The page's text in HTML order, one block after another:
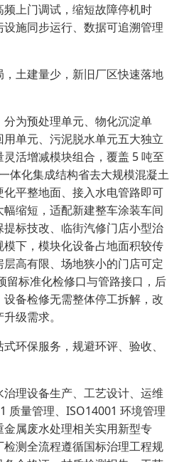
上门调试，缩短故障停机时
施同步运行、数据可追溯管理
土建量少，新旧厂区快速落地
为预处理单元、物化沉淀单
单元、污泥脱水单元五大独立
活增减模块组合，覆盖 5 吨至
体化集成结构省去大规模混凝土
平整地面、接入水电管路即可
缩短，适配新建整车涂装车间
标技改、临街汽修门店小型治
下，模块化设备占地面积较传
高有限、场地狭小的门店可定
留标准化检修口与管路接口，后
备检修无需整体停工拆解，改
级需求。
环保服务，规避环评、验收、
理设备生产、工艺设计、运维
质量管理、ISO14001 环境管理
属废水处理相关实用新型专
测全流程遵循国标治理工程规